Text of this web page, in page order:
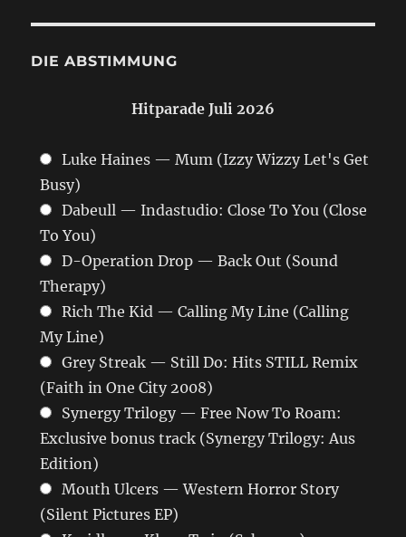
DIE ABSTIMMUNG
Hitparade Juli 2026
Luke Haines — Mum (Izzy Wizzy Let's Get
Busy)
Dabeull — Indastudio: Close To You (Close
To You)
D-Operation Drop — Back Out (Sound
Therapy)
Rich The Kid — Calling My Line (Calling
My Line)
Grey Streak — Still Do: Hits STILL Remix
(Faith in One City 2008)
Synergy Trilogy — Free Now To Roam:
Exclusive bonus track (Synergy Trilogy: Aus
Edition)
Mouth Ulcers — Western Horror Story
(Silent Pictures EP)